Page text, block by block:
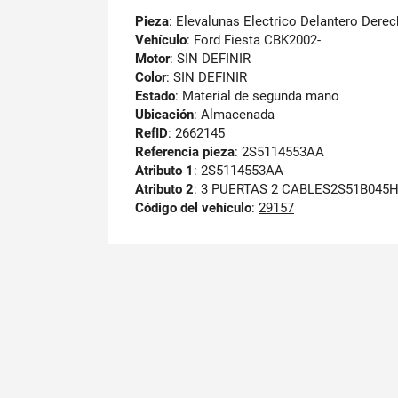
Pieza: Elevalunas Electrico Delantero
Vehículo: Ford Fiesta CBK2002-
Motor: SIN DEFINIR
Color: SIN DEFINIR
Estado: Material de segunda mano
Ubicación: Almacenada
RefID: 2662145
Referencia pieza: 2S5114553AA
Atributo 1 : 2S5114553AA
Atributo 2: 3 PUERTAS 2
Código del vehículo: 29157